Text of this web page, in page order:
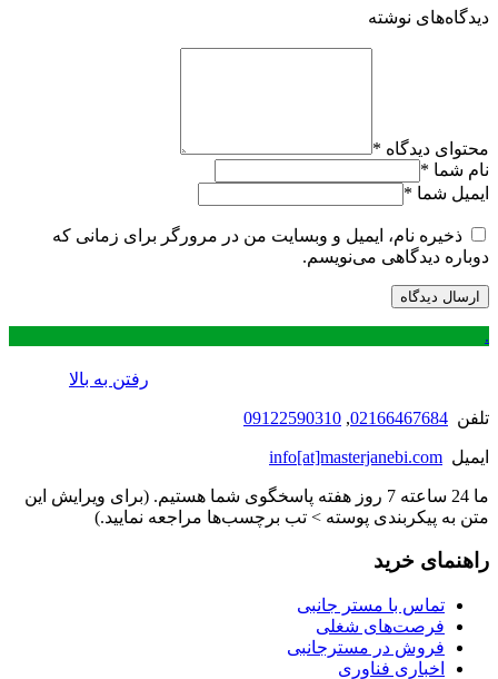
دیدگاه‌های نوشته
محتوای دیدگاه *
نام شما *
ایمیل شما *
ذخیره نام، ایمیل و وبسایت من در مرورگر برای زمانی که
دوباره دیدگاهی می‌نویسم.
.
رفتن به بالا
تلفن 02166467684
,
09122590310
ایمیل info[at]masterjanebi.com
ما 24 ساعته 7 روز هفته پاسخگوی شما هستیم. (برای ویرایش این
متن به پیکربندی پوسته > تب برچسب‌ها مراجعه نمایید.)
راهنمای خرید
تماس با مستر جانبی
فرصت‌های شغلی
فروش در مسترجانبی
اخباری فناوری